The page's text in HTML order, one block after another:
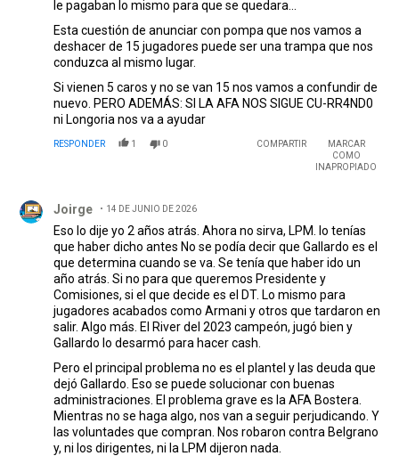
le pagaban lo mismo para que se quedara...
Esta cuestión de anunciar con pompa que nos vamos a
deshacer de 15 jugadores puede ser una trampa que nos
conduzca al mismo lugar.
Si vienen 5 caros y no se van 15 nos vamos a confundir de
nuevo. PERO ADEMÁS: SI LA AFA NOS SIGUE CU-RR4ND0
ni Longoria nos va a ayudar
RESPONDER 1 0 COMPARTIR
MARCAR
COMO
INAPROPIADO
Joirge 14 DE JUNIO DE 2026
Eso lo dije yo 2 años atrás. Ahora no sirva, LPM. lo tenías
que haber dicho antes No se podía decir que Gallardo es el
que determina cuando se va. Se tenía que haber ido un
año atrás. Si no para que queremos Presidente y
Comisiones, si el que decide es el DT. Lo mismo para
jugadores acabados como Armani y otros que tardaron en
salir. Algo más. El River del 2023 campeón, jugó bien y
Gallardo lo desarmó para hacer cash.
Pero el principal problema no es el plantel y las deuda que
dejó Gallardo. Eso se puede solucionar con buenas
administraciones. El problema grave es la AFA Bostera.
Mientras no se haga algo, nos van a seguir perjudicando. Y
las voluntades que compran. Nos robaron contra Belgrano
y, ni los dirigentes, ni la LPM dijeron nada.